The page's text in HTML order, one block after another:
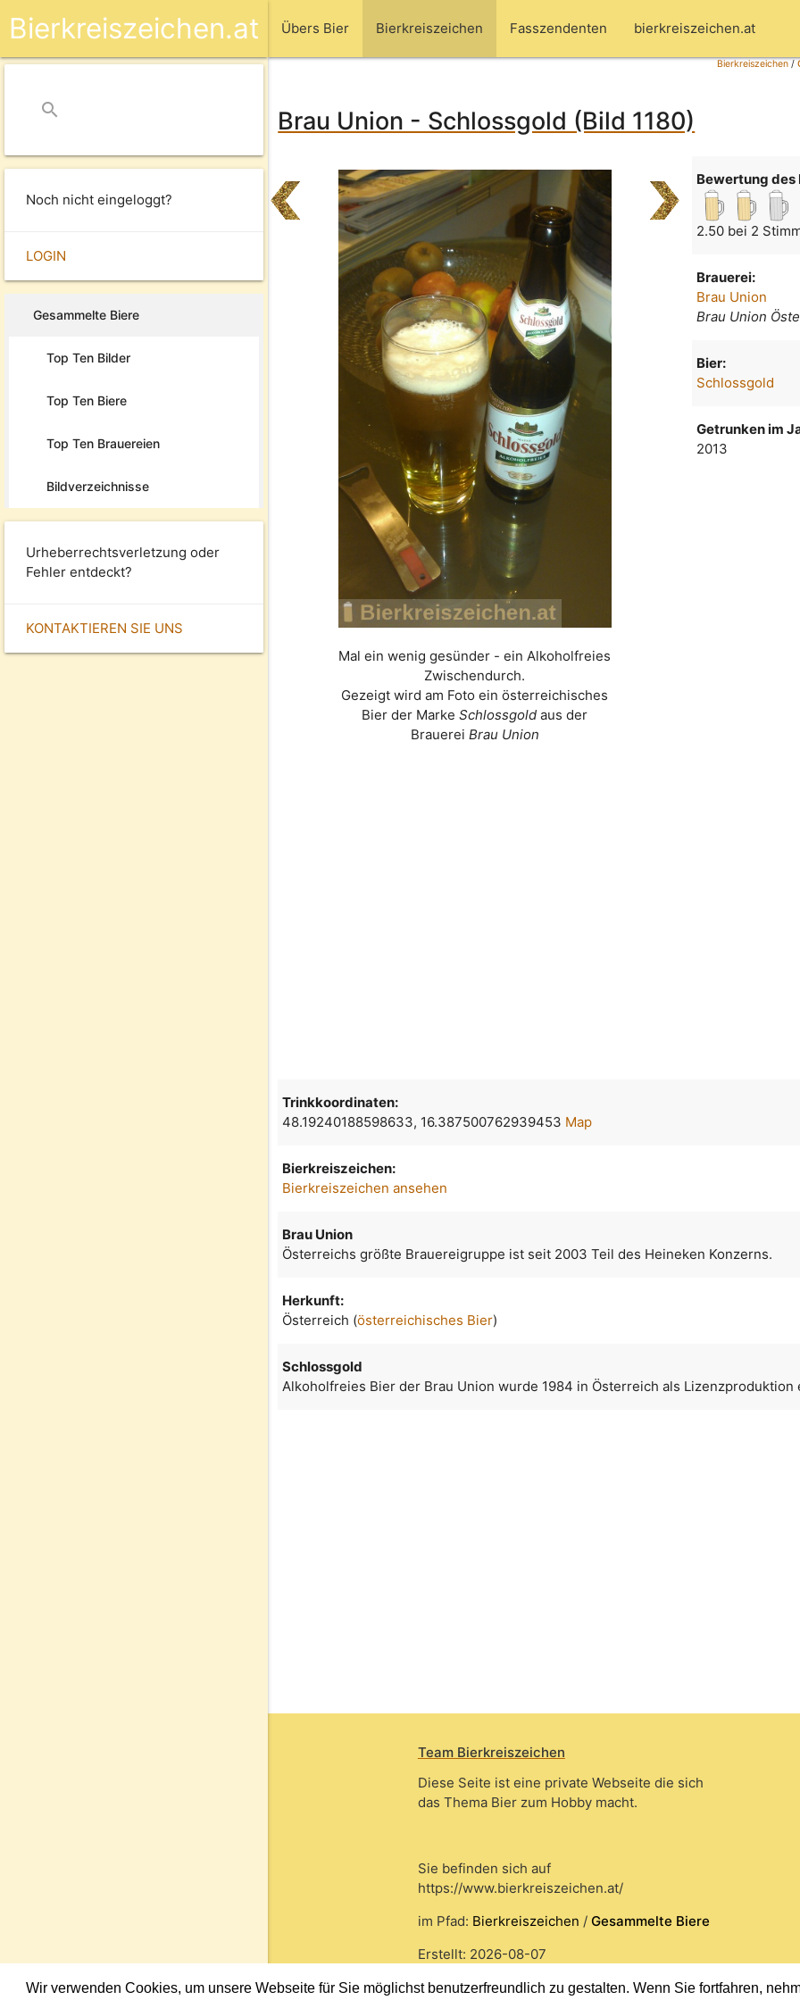
Wir verwenden Cookies, um unsere Webseite für Sie möglichst benutzerfreundlich zu gestalten. Wenn Sie fortfahren,
Übers Bier Bierkreiszeichen Fasszendenten bierkreiszeichen.at
Bierkreiszeichen.at
search
Noch nicht eingeloggt?
LOGIN
Gesammelte Biere
Top Ten Bilder
Top Ten Biere
Top Ten Brauereien
Bildverzeichnisse
Urheberrechtsverletzung oder
Fehler entdeckt?
KONTAKTIEREN SIE UNS
Bierkreiszeichen/
Brau Union - Schlossgold (Bild 1180)
Mal ein wenig gesünder - ein Alkoholfreies
Zwischendurch.
Gezeigt wird am Foto ein österreichisches
Bier der MarkeSchlossgold aus der
Brauerei Brau Union
Bewertung des
2.50 bei 2
Brauerei:
Brau Union
Brau Union
Bier:
Schlossgold
Getrunken im
2013
Trinkkoordinaten:
48.19240188598633, 16.387500762939453 Map
Bierkreiszeichen:
Bierkreiszeichen ansehen
Brau Union
Österreichs größte Brauereigruppe ist seit 2003 Teil des Heineken Konzerns.
Herkunft:
Österreich (österreichisches Bier)
Schlossgold
Alkoholfreies Bier der Brau Union wurde 1984 in Österreich als Lizenzproduktion
Team Bierkreiszeichen
Diese Seite ist eine private Webseite die sich
das Thema Bier zum Hobby macht.
Sie befinden sich auf
https://www.bierkreiszeichen.at/
im Pfad: Bierkreiszeichen / Gesammelte Biere
Erstellt: 2026-08-07